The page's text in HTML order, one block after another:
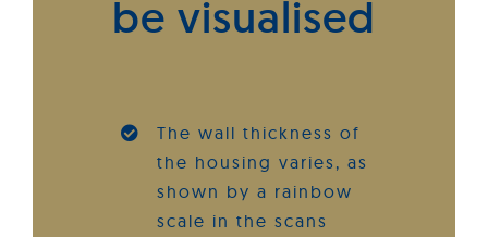
be visualised
The wall thickness of
the housing varies, as
shown by a rainbow
scale in the scans